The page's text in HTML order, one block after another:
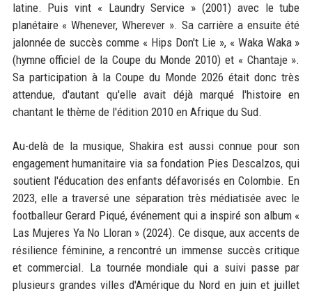
latine. Puis vint « Laundry Service » (2001) avec le tube
planétaire « Whenever, Wherever ». Sa carrière a ensuite été
jalonnée de succès comme « Hips Don't Lie », « Waka Waka »
(hymne officiel de la Coupe du Monde 2010) et « Chantaje ».
Sa participation à la Coupe du Monde 2026 était donc très
attendue, d'autant qu'elle avait déjà marqué l'histoire en
chantant le thème de l'édition 2010 en Afrique du Sud.
Au-delà de la musique, Shakira est aussi connue pour son
engagement humanitaire via sa fondation Pies Descalzos, qui
soutient l'éducation des enfants défavorisés en Colombie. En
2023, elle a traversé une séparation très médiatisée avec le
footballeur Gerard Piqué, événement qui a inspiré son album «
Las Mujeres Ya No Lloran » (2024). Ce disque, aux accents de
résilience féminine, a rencontré un immense succès critique
et commercial. La tournée mondiale qui a suivi passe par
plusieurs grandes villes d'Amérique du Nord en juin et juillet